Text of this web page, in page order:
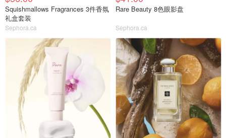
Squishmallows Fragrances 3件香氛
礼盒套装
Sephora.ca
Rare Beauty 8色眼影盘
Sephora.ca